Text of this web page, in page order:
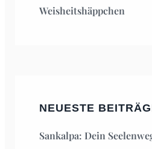
Weisheitshäppchen
NEUESTE
Sankalpa: Dein